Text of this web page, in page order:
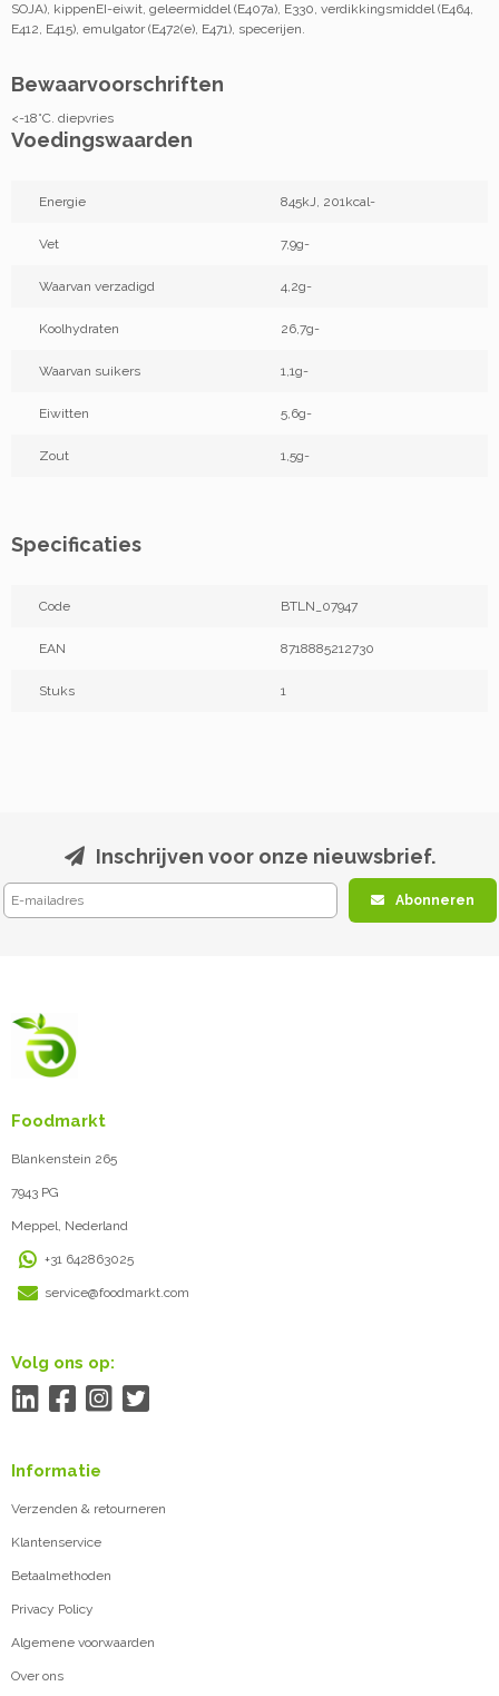
SOJA), kippenEI-eiwit, geleermiddel (E407a), E330, verdikkingsmiddel (E464,
E412, E415), emulgator (E472(e), E471), specerijen.
Bewaarvoorschriften
<-18°C. diepvries
Voedingswaarden
Energie 845kJ, 201kcal-
Vet 7,9g-
Waarvan verzadigd 4,2g-
Koolhydraten 26,7g-
Waarvan suikers 1,1g-
Eiwitten 5,6g-
Zout 1,5g-
Specificaties
Code BTLN_07947
EAN 8718885212730
Stuks 1
Inschrijven voor onze nieuwsbrief.
Abonneren
Foodmarkt
Blankenstein 265
7943 PG
Meppel, Nederland
+31 642863025
service@foodmarkt.com
Volg ons op:
Informatie
Verzenden & retourneren
Klantenservice
Betaalmethoden
Privacy Policy
Algemene voorwaarden
Over ons